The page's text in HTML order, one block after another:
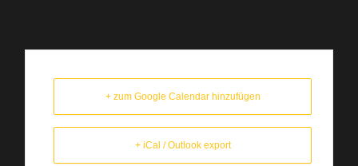
+ zum Google Calendar hinzufügen
+ iCal / Outlook export